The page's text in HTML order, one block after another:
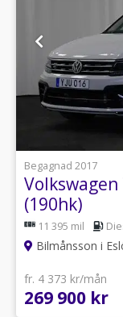
Begagnad 2017
(190hk)
11 395 mil
Bilmånsson i
fr. 4 373 kr/mån
269 900 kr